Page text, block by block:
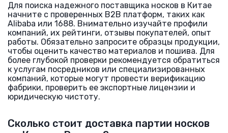
Для поиска надежного поставщика носков в Китае
начните с проверенных B2B платформ, таких как
Alibaba или 1688. Внимательно изучайте профили
компаний, их рейтинги, отзывы покупателей, опыт
работы. Обязательно запросите образцы продукции,
чтобы оценить качество материалов и пошива. Для
более глубокой проверки рекомендуется обратиться
к услугам посредников или специализированных
компаний, которые могут провести верификацию
фабрики, проверить ее экспортные лицензии и
юридическую чистоту.
Сколько стоит доставка партии носков